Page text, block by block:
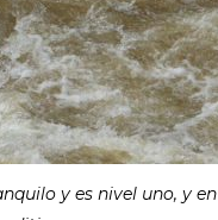
y es nivel uno, y